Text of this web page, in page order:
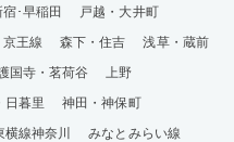
･早稲田
戸越・大井町
京王線 森下・住吉
浅草・蔵前
国寺・茗荷谷
上野
日暮里
神田・神保町
横線神奈川
みなとみらい線